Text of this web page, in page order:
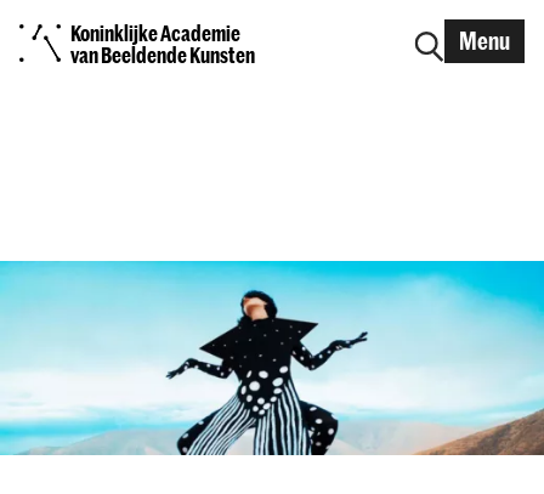
Koninklijke Academie
van Beeldende Kunsten
Menu